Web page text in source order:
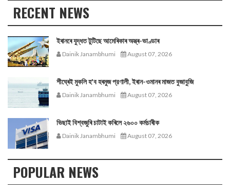
RECENT NEWS
ইৰানৰে যুদ্ধত টুটিছে আমেৰিকাৰ অস্ত্ৰ-ভাণ্ডাৰ
Dainik Janambhumi August 07, 2026
শীঘ্ৰেই মুকলি হ'ব হৰমুজ প্রণালী, ইৰান-ওমানৰ মাজত বুজাবুজি
Dainik Janambhumi August 07, 2026
ভিছাই বিশ্বজুৰি চাটাই কৰিলে ২৬০০ কৰ্মচাৰীক
Dainik Janambhumi August 07, 2026
POPULAR NEWS